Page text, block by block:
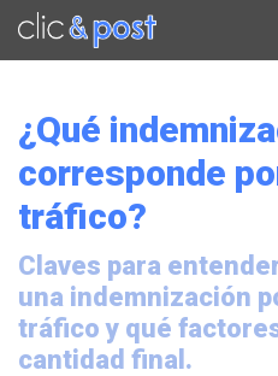
Saltar
contenido
¿Qué
corresponde
tráfico?
Claves para
una indemnización
tráfico y qué
cantidad final.